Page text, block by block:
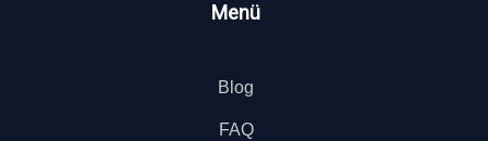
Menü
Blog
FAQ